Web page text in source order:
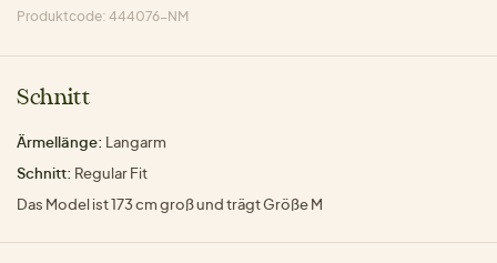
Produktcode: 444076-NM
Schnitt
Ärmellänge: Langarm
Schnitt: Regular Fit
Das Model ist 173 cm groß und trägt Größe M